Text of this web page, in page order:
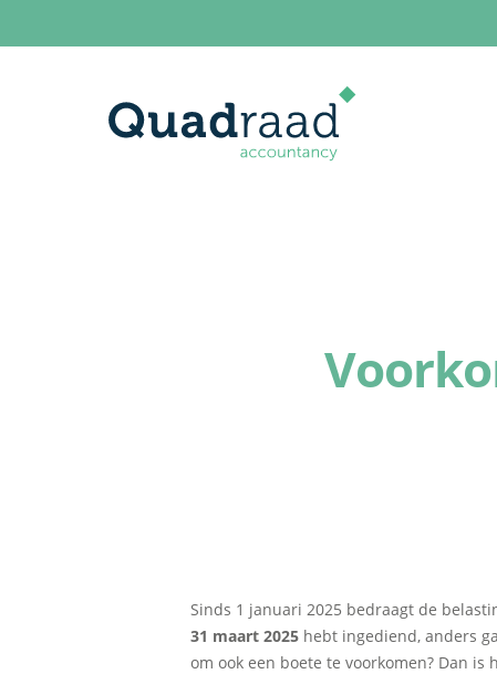
Sinds 1 januari 2025 bedraagt de
31 maart 2025 hebt ingediend, anders
om ook een boete te voorkomen? Dan